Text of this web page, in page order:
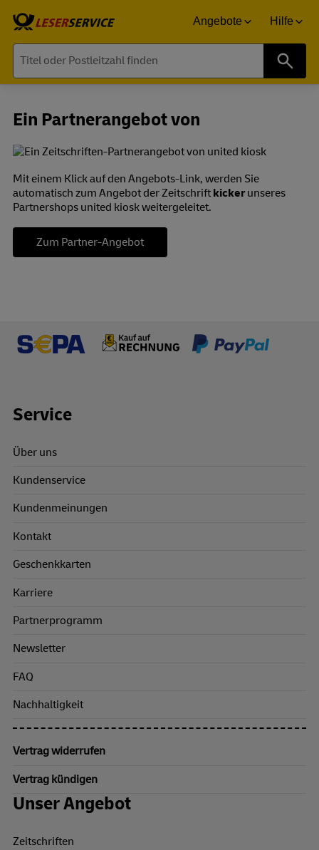
Angebote Hilfe
Ein Partnerangebot von
Mit einem Klick auf den Angebots-Link, werden Sie
automatisch zum Angebot der Zeitschrift kickerunseres
Partnershops united kiosk weitergeleitet.
Zum Partner-Angebot
Footer Links
Service
Über uns
Kundenservice
Kundenmeinungen
Kontakt
Geschenkkarten
Karriere
Partnerprogramm
Newsletter
FAQ
Nachhaltigkeit
Vertrag widerrufen
Vertrag kündigen
Unser Angebot
Zeitschriften